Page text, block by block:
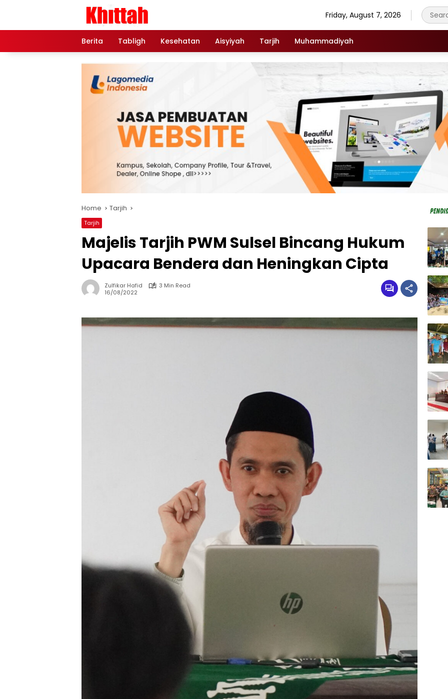
Friday, August 7, 2026
Berita Tabligh Kesehatan Aisyiyah Tarjih Muhammadiyah
Home Tarjih
Tarjih
Majelis Tarjih PWM Sulsel Bincang Hukum
Upacara Bendera dan Heningkan Cipta
Zulfikar Hafid
3 Min Read
16/08/2022